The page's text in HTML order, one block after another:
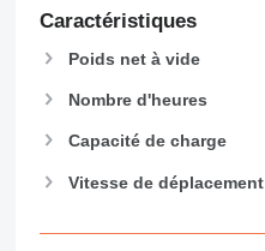
972
982
988
992
Caractéristiques
Poids net à vide
Nombre d'heures
Capacité de charge
Vitesse de déplacement